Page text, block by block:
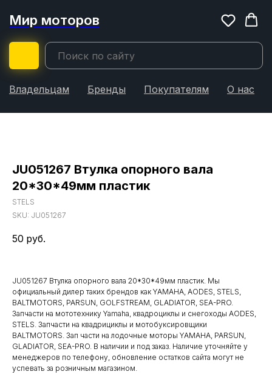
Мир моторов
Владельцам Бренды Покупателям О нас
JU051267 Втулка опорного вала
20*30*49мм пластик
STELS
SKU: JU051267
50 руб.
JU051267 Втулка опорного вала 20*30*49мм пластик. Мы
официальный дилер таких брендов как YAMAHA, AODES, STELS,
BALTMOTORS, PARSUN, GOLFSTREAM, GLADIATOR, SEA-PRO.
Запчасти на мототехнику Yamaha, квадроциклы и снегоходы AODES,
STELS. Запчасти на квадрициклы и мотобуксировщики
BALTMOTORS. Зап части на лодочные моторы YAMAHA, PARSUN,
GLADIATOR, SEA-PRO. В наличии и под заказ. Наличие уточняйте у
менеджеров по телефону, обновление остатков сайта могут не
успевать за розничным магазином.